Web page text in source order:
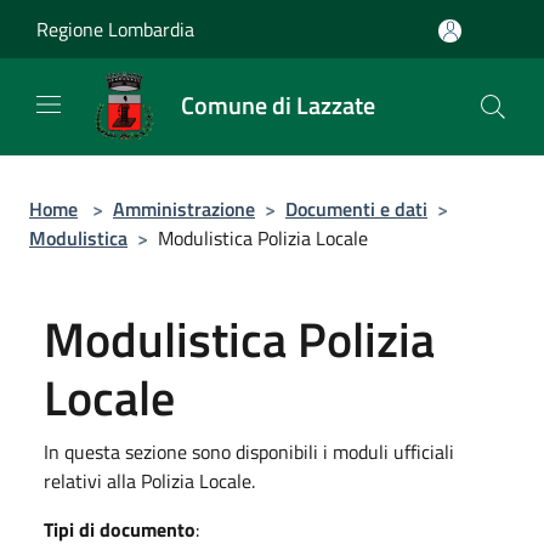
Regione Lombardia
Comune di Lazzate
Home > Amministrazione > Documenti e dati >
Modulistica > Modulistica Polizia Locale
Modulistica Polizia
Locale
In questa sezione sono disponibili i moduli ufficiali
relativi alla Polizia Locale.
Tipi di documento: